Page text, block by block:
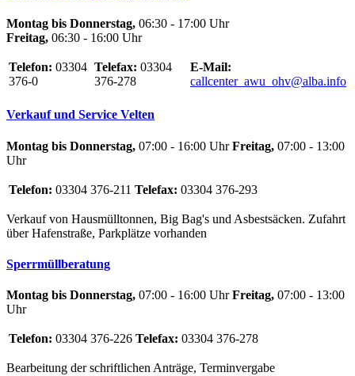
Montag bis Donnerstag, 06:30 - 17:00 Uhr
Freitag, 06:30 - 16:00 Uhr
Telefon: 03304
376-0
Telefax: 03304
376-278
E-Mail:
callcenter_awu_ohv@alba.info
Verkauf und Service Velten
Montag bis Donnerstag, 07:00 - 16:00 UhrFreitag, 07:00 - 13:00
Uhr
Telefon: 03304 376-211 Telefax: 03304 376-293
Verkauf von Hausmülltonnen, Big Bag's und Asbestsäcken. Zufahrt
über Hafenstraße, Parkplätze vorhanden
Sperrmüllberatung
Montag bis Donnerstag, 07:00 - 16:00 UhrFreitag, 07:00 - 13:00
Uhr
Telefon: 03304 376-226 Telefax: 03304 376-278
Bearbeitung der schriftlichen Anträge, Terminvergabe